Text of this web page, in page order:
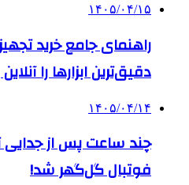
۱۴۰۵/۰۴/۱۵
راهنمای جامع خرید
دقیق‌ترین ابزارها را
۱۴۰۵/۰۴/۱۴
چند ساعت پس از جدایی
فوتبال گل‌گهر شد!